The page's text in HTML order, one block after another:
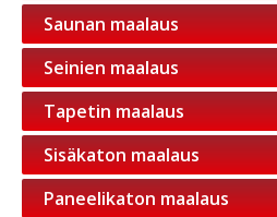
Saunan maalaus
Seinien maalaus
Tapetin maalaus
Sisäkaton maalaus
Paneelikaton maalaus